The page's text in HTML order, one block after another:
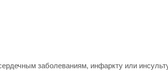
заболеваниям, инфаркту или